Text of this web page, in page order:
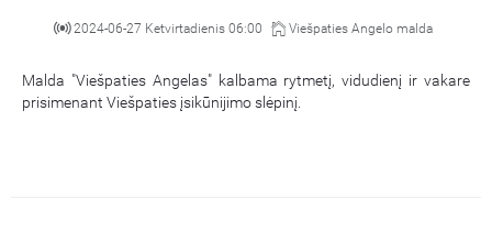
2024-06-27 Ketvirtadienis 06:00 Viešpaties Angelo malda
Malda "Viešpaties Angelas" kalbama rytmetį, vidudienį ir vakare
prisimenant Viešpaties įsikūnijimo slėpinį.